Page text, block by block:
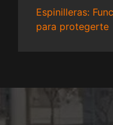
Espinilleras:
para protegerte